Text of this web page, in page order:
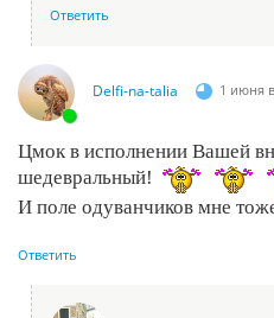
Ответить
Delfi-na-talia 1 июня
Цмок в исполнении Вашей
шедевральный!
И поле одуванчиков мне
Ответить